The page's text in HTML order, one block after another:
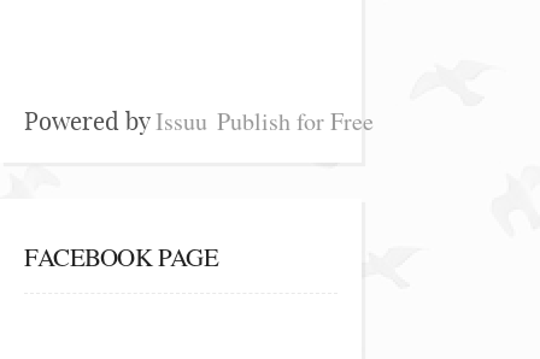
Powered byIssuu Publish for Free
FACEBOOK PAGE